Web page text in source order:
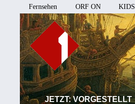
Fernsehen ORF ON KIDS
JETZT: VORGESTELLT